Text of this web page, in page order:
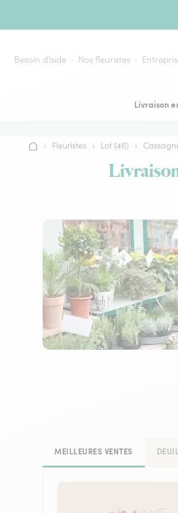
Besoin d’aide Nos fleuristes
Livraison
Accueil
› Fleuristes › Lot (46) ›
MEILLEURES VENTES DEUIL